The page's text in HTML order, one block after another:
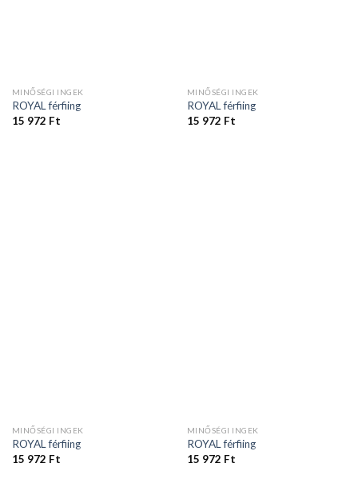
MINŐSÉGI INGEK
ROYAL férfiing
15 972 Ft
MINŐSÉGI INGEK
ROYAL férfiing
15 972 Ft
MINŐSÉGI INGEK
ROYAL férfiing
15 972 Ft
MINŐSÉGI INGEK
ROYAL férfiing
15 972 Ft